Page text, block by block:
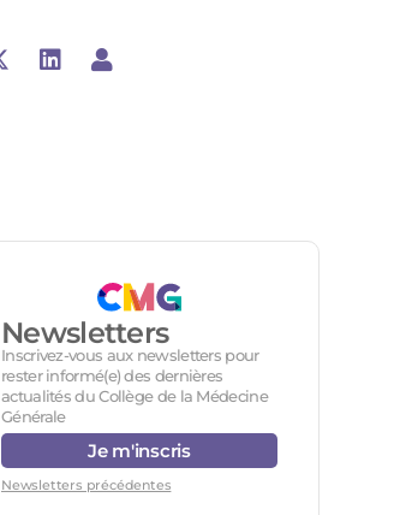
Newsletters
Inscrivez-vous aux newsletters pour
rester informé(e) des dernières
actualités du Collège de la Médecine
Générale
Je m'inscris
Newsletters précédentes